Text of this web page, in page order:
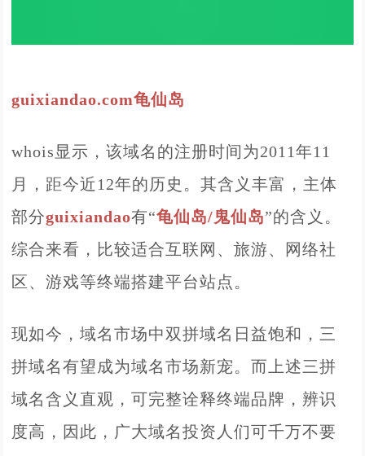
guixiandao.com龟仙岛
whois显示，该域名的注册时间为2011年11
月，距今近12年的历史。其含义丰富，主体
部分guixiandao有“龟仙岛/鬼仙岛”的含义。
综合来看，比较适合互联网、旅游、网络社
区、游戏等终端搭建平台站点。
现如今，域名市场中双拼域名日益饱和，三
拼域名有望成为域名市场新宠。而上述三拼
域名含义直观，可完整诠释终端品牌，辨识
度高，因此，广大域名投资人们可千万不要